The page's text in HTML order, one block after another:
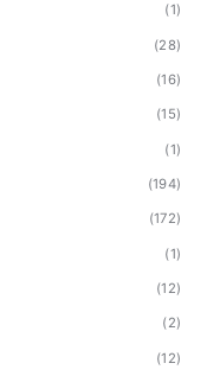
(1)
(28)
(16)
(15)
(1)
(194)
(172)
(1)
(12)
(2)
(12)